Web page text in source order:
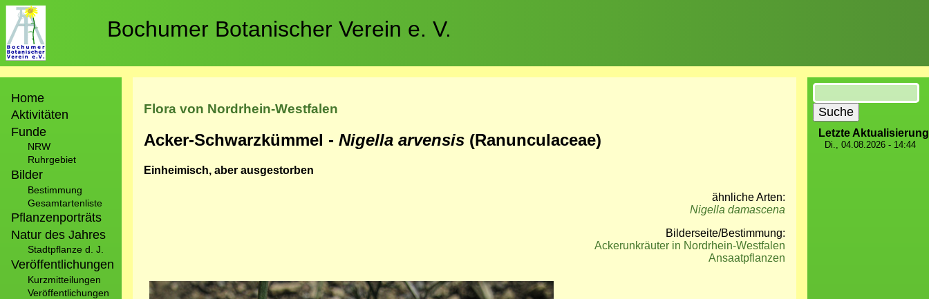
Direkt
zum
Inhalt
Bochumer Botanischer Verein e. V.
Home
Aktivitäten
Funde
NRW
Ruhrgebiet
Bilder
Bestimmung
Gesamtartenliste
Pflanzenporträts
Natur des Jahres
Stadtpflanze d. J.
Veröffentlichungen
Kurzmitteilungen
Veröffentlichungen
Flora von Nordrhein-Westfalen
Acker-Schwarzkümmel - Nigella arvensis (Ranunculaceae)
Einheimisch, aber ausgestorben
ähnliche Arten:
Nigella damascena
Bilderseite/Bestimmung:
Ackerunkräuter in Nordrhein-Westfalen
Ansaatpflanzen
Bild
Suche
Letzte Aktualisierung
Di., 04.08.2026 - 14:44